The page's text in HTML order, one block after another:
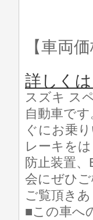
【車両価
詳しく
スズキ ス
自動車で
ぐにお乗
レーキを
防止装置
会にぜひご
ご覧頂き
■この車へ